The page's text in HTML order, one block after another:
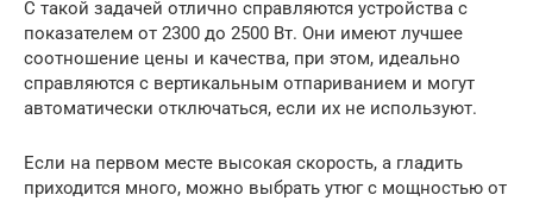
С такой задачей отлично справляются устройства с
показателем от 2300 до 2500 Вт. Они имеют лучшее
соотношение цены и качества, при этом, идеально
справляются с вертикальным отпариванием и могут
автоматически отключаться, если их не используют.
Если на первом месте высокая скорость, а гладить
приходится много, можно выбрать утюг с мощностью от